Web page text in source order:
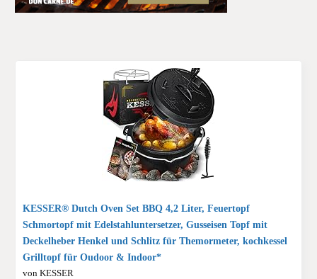
KESSER® Dutch Oven Set BBQ 4,2 Liter, Feuertopf
Schmortopf mit Edelstahluntersetzer, Gusseisen Topf mit
Deckelheber Henkel und Schlitz für Themormeter, kochkessel
Grilltopf für Oudoor & Indoor*
von KESSER